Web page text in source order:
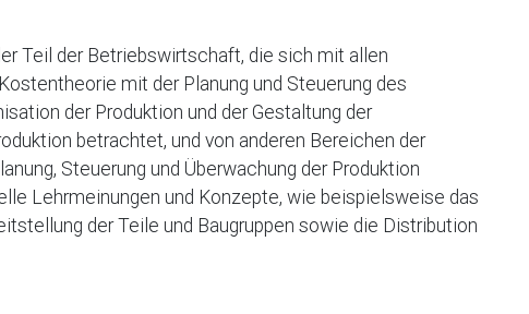
Teil der Betriebswirtschaft, die sich mit allen
mit der Planung und Steuerung des
der Produktion und der Gestaltung der
betrachtet, und von anderen Bereichen der
Steuerung und Überwachung der Produktion
Lehrmeinungen und Konzepte, wie beispielsweise das
der Teile und Baugruppen sowie die Distribution